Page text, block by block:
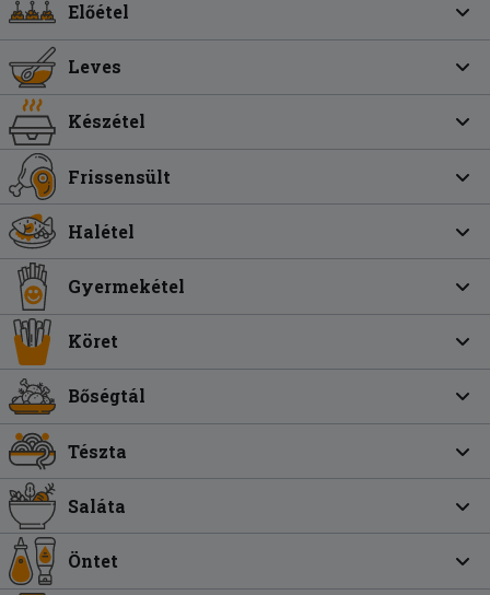
Előétel
Leves
Készétel
Frissensült
Halétel
Gyermekétel
Köret
Bőségtál
Tészta
Saláta
Öntet